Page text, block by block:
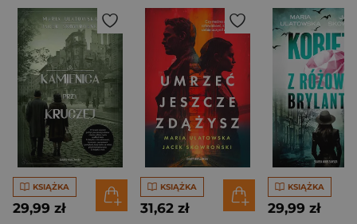
KSIĄŻKA
29,99 zł
KSIĄŻKA
31,62 zł
KSIĄŻKA
29,99 zł